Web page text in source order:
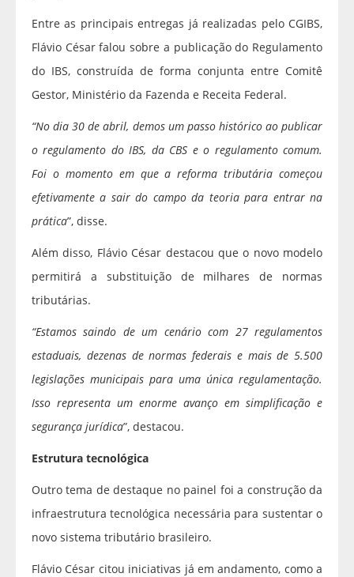
Entre as principais entregas já realizadas pelo CGIBS,
Flávio César falou sobre a publicação do Regulamento
do IBS, construída de forma conjunta entre Comitê
Gestor, Ministério da Fazenda e Receita Federal.
“No dia 30 de abril, demos um passo histórico ao publicar
o regulamento do IBS, da CBS e o regulamento comum.
Foi o momento em que a reforma tributária começou
efetivamente a sair do campo da teoria para entrar na
prática”, disse.
Além disso, Flávio César destacou que o novo modelo
permitirá a substituição de milhares de normas
tributárias.
“Estamos saindo de um cenário com 27 regulamentos
estaduais, dezenas de normas federais e mais de 5.500
legislações municipais para uma única regulamentação.
Isso representa um enorme avanço em simplificação e
segurança jurídica”, destacou.
Estrutura tecnológica
Outro tema de destaque no painel foi a construção da
infraestrutura tecnológica necessária para sustentar o
novo sistema tributário brasileiro.
Flávio César citou iniciativas já em andamento, como a